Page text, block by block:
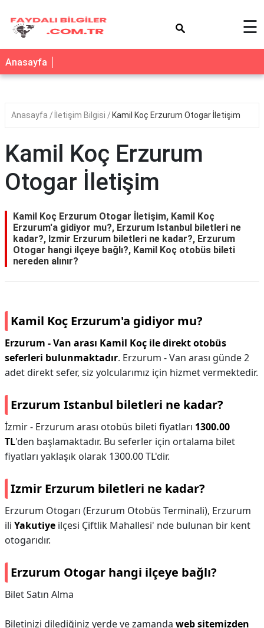
☰
Anasayfa
Anasayfa İletişim Bilgisi Kamil Koç Erzurum Otogar İletişim
Kamil Koç Erzurum
Otogar İletişim
Kamil Koç Erzurum Otogar İletişim, Kamil Koç
Erzurum'a gidiyor mu?, Erzurum Istanbul biletleri ne
kadar?, Izmir Erzurum biletleri ne kadar?, Erzurum
Otogar hangi ilçeye bağlı?, Kamil Koç otobüs bileti
nereden alınır?
Kamil Koç Erzurum'a gidiyor mu?
Erzurum - Van arası Kamil Koç ile direkt otobüs
seferleri bulunmaktadır. Erzurum - Van arası günde 2
adet direkt sefer, siz yolcularımız için hizmet vermektedir.
Erzurum Istanbul biletleri ne kadar?
İzmir - Erzurum arası otobüs bileti fiyatları 1300.00
TL'den başlamaktadır. Bu seferler için ortalama bilet
fiyatları yaklaşık olarak 1300.00 TL'dir.
Izmir Erzurum biletleri ne kadar?
Erzurum Otogarı (Erzurum Otobüs Terminali), Erzurum
ili Yakutiye ilçesi Çiftlik Mahallesi' nde bulunan bir kent
otogarıdır.
Erzurum Otogar hangi ilçeye bağlı?
Bilet Satın Alma
Biletinizi dilediğiniz yerde ve zamanda web sitemizden